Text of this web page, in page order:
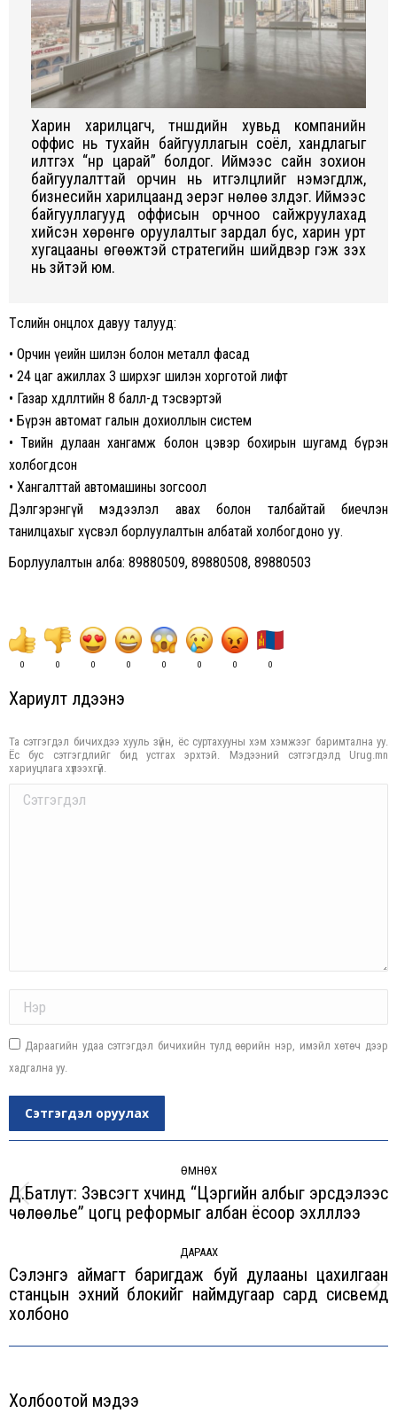
Харин харилцагч, түншүүдийн хувьд компанийн
оффис нь тухайн байгууллагын соёл, хандлагыг
илтгэх “нүүр царай” болдог. Иймээс сайн зохион
байгуулалттай орчин нь итгэлцлийг нэмэгдүүлж,
бизнесийн харилцаанд эерэг нөлөө үзүүлдэг. Иймээс
байгууллагууд оффисын орчноо сайжруулахад
хийсэн хөрөнгө оруулалтыг зардал бус, харин урт
хугацааны өгөөжтэй стратегийн шийдвэр гэж үзэх
нь зүйтэй юм.
Төслийн онцлох давуу талууд:
• Орчин үеийн шилэн болон металл фасад
• 24 цаг ажиллах 3 ширхэг шилэн хорготой лифт
• Газар хөдлөлтийн 8 балл-д тэсвэртэй
• Бүрэн автомат галын дохиоллын систем
• Төвийн дулаан хангамж болон цэвэр бохирын шугамд бүрэн
холбогдсон
• Хангалттай автомашины зогсоол
Дэлгэрэнгүй мэдээлэл авах болон талбайтай биечлэн
танилцахыг хүсвэл борлуулалтын албатай холбогдоно уу.
Борлуулалтын алба: 89880509, 89880508, 89880503
0 0 0 0 0 0 0 0
Хариулт үлдээнэ үү
Та сэтгэгдэл бичихдээ хууль зүйн, ёс суртахууны хэм хэмжээг баримтална уу.
Ёс бус сэтгэгдлийг бид устгах эрхтэй. Мэдээний сэтгэгдэлд Urug.mn
хариуцлага хүлээхгүй.
Comment
Дараагийн удаа сэтгэгдэл бичихийн тулд өөрийн нэр, имэйл хөтөч дээр
хадгална уу.
Сэтгэгдэл оруулах
ӨМНӨХ
Previous
Д.Батлут: Зэвсэгт хүчинд “Цэргийн албыг эрсдэлээс
чөлөөлье” цогц реформыг албан ёсоор эхлүүллээ
ДАРААХ
Next
Сэлэнгэ аймагт баригдаж буй дулааны цахилгаан
станцын эхний блокийг наймдугаар сард сисвемд
холбоно
Холбоотой мэдээ